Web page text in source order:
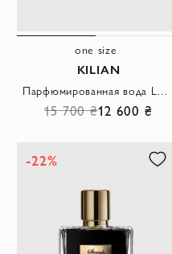
one size
KILIAN
15 700 ₴12 600 ₴
-22%